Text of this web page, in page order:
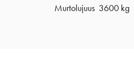
Murtolujuus 3600 kg